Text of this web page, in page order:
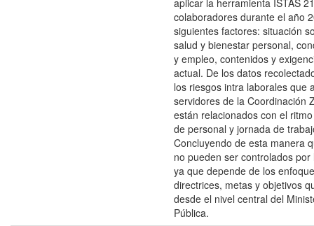
aplicar la herramienta ISTAS
colaboradores durante el año
siguientes factores: situación
salud y bienestar personal,
y empleo, contenidos y
actual. De los datos
los riesgos intra laborales que
servidores de la Coordinación
están relacionados con el
de personal y jornada de
Concluyendo de esta manera
no pueden ser controlados
ya que depende de los
directrices, metas y objetivos
desde el nivel central del
Pública.